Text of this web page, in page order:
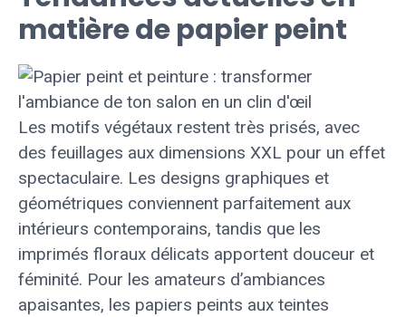
matière de papier peint
Les motifs végétaux restent très prisés, avec
des feuillages aux dimensions XXL pour un effet
spectaculaire. Les designs graphiques et
géométriques conviennent parfaitement aux
intérieurs contemporains, tandis que les
imprimés floraux délicats apportent douceur et
féminité. Pour les amateurs d’ambiances
apaisantes, les papiers peints aux teintes